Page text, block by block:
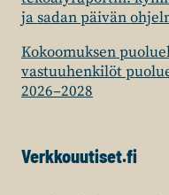
ja sadan päivän
Kokoomuksen
vastuuhenkilöt
2026–2028
Verkkouutiset.fi